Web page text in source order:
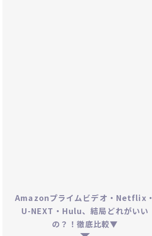
Amazonプライムビデオ・Netflix・
U-NEXT・Hulu、結局どれがいい
の？！徹底比較▼